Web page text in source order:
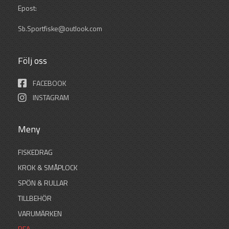
Epost:
Sb.Sportfiske@outlook.com
Följ oss
FACEBOOK
INSTAGRAM
Meny
FISKEDRAG
KROK & SMÅPLOCK
SPÖN & RULLAR
TILLBEHÖR
VARUMÄRKEN